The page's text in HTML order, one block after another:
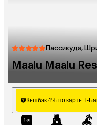
Пассикуда,
Maalu Maalu
Кешбэк 4% по карте Т-